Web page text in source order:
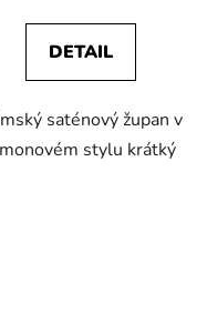
DETAIL
saténový župan v
stylu krátký